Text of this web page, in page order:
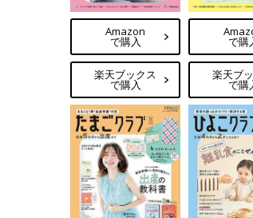
Amazon
で購入
楽天ブックス
で購入
で購
楽天ブ
で購